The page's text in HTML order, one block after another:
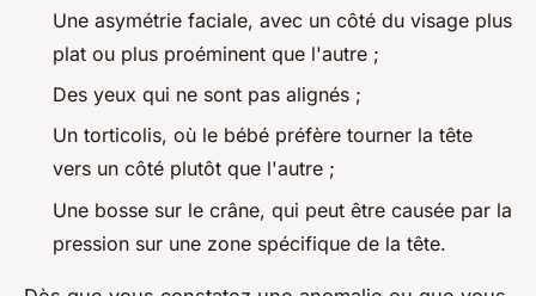
Une asymétrie faciale, avec un côté du visage plus
plat ou plus proéminent que l'autre ;
Des yeux qui ne sont pas alignés ;
Un torticolis, où le bébé préfère tourner la tête
vers un côté plutôt que l'autre ;
Une bosse sur le crâne, qui peut être causée par la
pression sur une zone spécifique de la tête.